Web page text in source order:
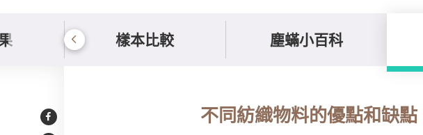
樣本比較 塵蟎小百科
Facebook
不同紡織物料的優點和缺點